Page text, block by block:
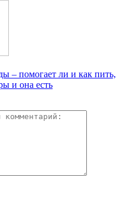
– помогает ли и как пить,
и она есть